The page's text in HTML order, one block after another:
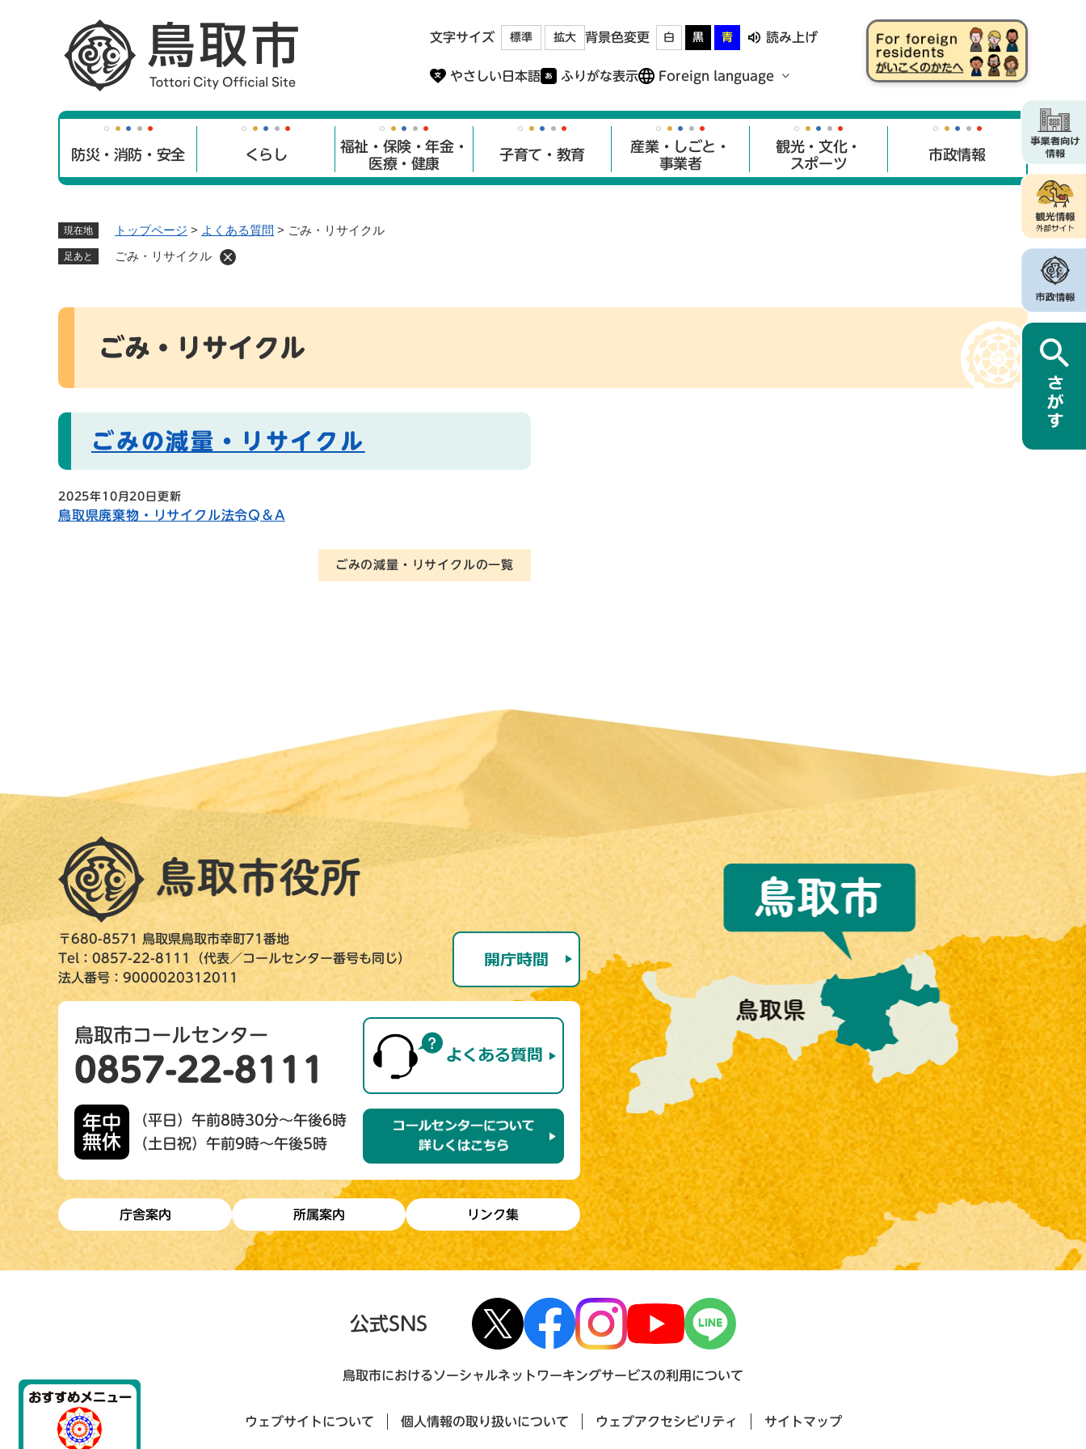
文字サイズ 標準 拡大 背景色変更 白 黒 青 読み上げ
やさしい日本語 ふりがな表示 Foreign language
防災・消防・安全 くらし
福祉・保険・年金・
医療・健康
子育て・教育
産業・しごと・
事業者
観光・文化・
スポーツ
市政情報
現在地 トップページ > よくある質問 > ごみ・リサイクル
足あと ごみ・リサイクル
本
ごみ・リサイクル
ごみの減量・リサイクル
2025年10月20日更新
鳥取県廃棄物・リサイクル法令Q＆A
ごみの減量・リサイクルの一覧
〒680-8571 鳥取県鳥取市幸町71番地
Tel：0857-22-8111（代表／コールセンター番号も同じ）
法人番号：9000020312011
鳥取市コールセンター
0857-22-8111
年中
無休
（平日）午前8時30分～午後6時
（土日祝）午前9時～午後5時
庁舎案内 所属案内 リンク集
公式SNS
鳥取市におけるソーシャルネットワーキングサービスの利用について
ウェブサイトについて 個人情報の取り扱いについて ウェブアクセシビリティ サイトマップ